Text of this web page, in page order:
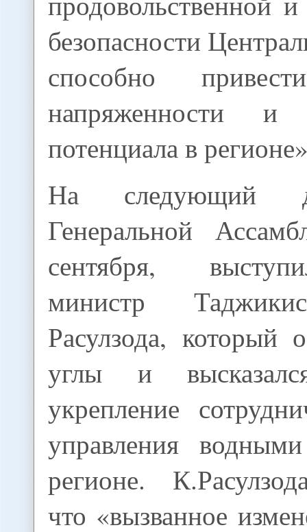
безопасности
способно
напряженности и
потенциала в
На следующий
Генеральной
сентября,
министр
Расулзода, который
углы и
укрепление
управления
регионе.
что «вызванное